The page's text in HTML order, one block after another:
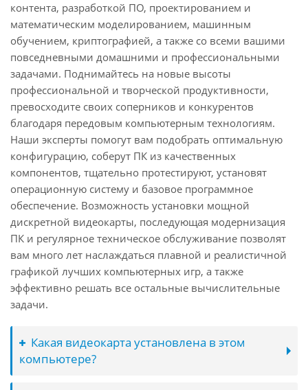
контента, разработкой ПО, проектированием и
математическим моделированием, машинным
обучением, криптографией, а также со всеми вашими
повседневными домашними и профессиональными
задачами. Поднимайтесь на новые высоты
профессиональной и творческой продуктивности,
превосходите своих соперников и конкурентов
благодаря передовым компьютерным технологиям.
Наши эксперты помогут вам подобрать оптимальную
конфигурацию, соберут ПК из качественных
компонентов, тщательно протестируют, установят
операционную систему и базовое программное
обеспечение. Возможность установки мощной
дискретной видеокарты, последующая модернизация
ПК и регулярное техническое обслуживание позволят
вам много лет наслаждаться плавной и реалистичной
графикой лучших компьютерных игр, а также
эффективно решать все остальные вычислительные
задачи.
Какая видеокарта установлена в этом
компьютере?